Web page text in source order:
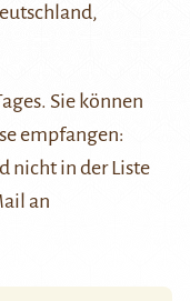
Sie können
empfangen:
nicht in der Liste
an